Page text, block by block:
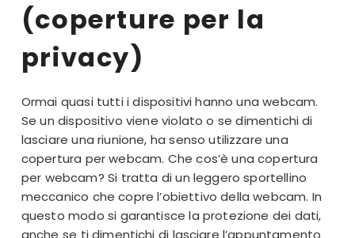
(coperture per la
privacy)
Ormai quasi tutti i dispositivi hanno una webcam.
Se un dispositivo viene violato o se dimentichi di
lasciare una riunione, ha senso utilizzare una
copertura per webcam. Che cos’è una copertura
per webcam? Si tratta di un leggero sportellino
meccanico che copre l’obiettivo della webcam. In
questo modo si garantisce la protezione dei dati,
anche se ti dimentichi di lasciare l’appuntamento